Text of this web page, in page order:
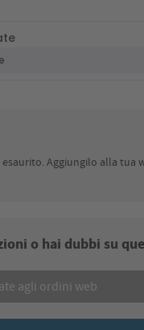
Aggiungilo alla
o hai dubbi su
agli ordini web